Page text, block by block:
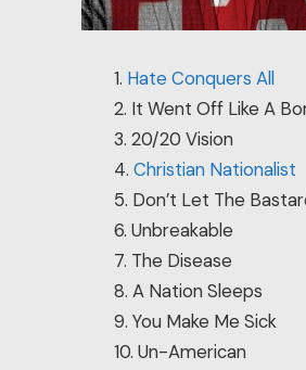
1. Hate Conquers All
2. It Went Off Like A
3. 20/20 Vision
4.Christian Nationalist
5. Don’t Let The
6. Unbreakable
7. The Disease
8. A Nation Sleeps
9. You Make Me Sick
10. Un-American